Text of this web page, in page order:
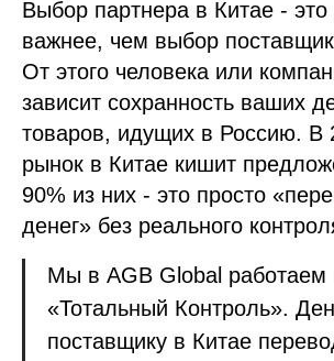
Выбор партнера в Китае -
важнее, чем выбор
От этого человека или
зависит сохранность ваших
товаров, идущих в Россию. В
рынок в Китае кишит
90% из них - это просто
денег» без реального
Мы в AGB Global работаем
«Тотальный Контроль».
поставщику в Китае